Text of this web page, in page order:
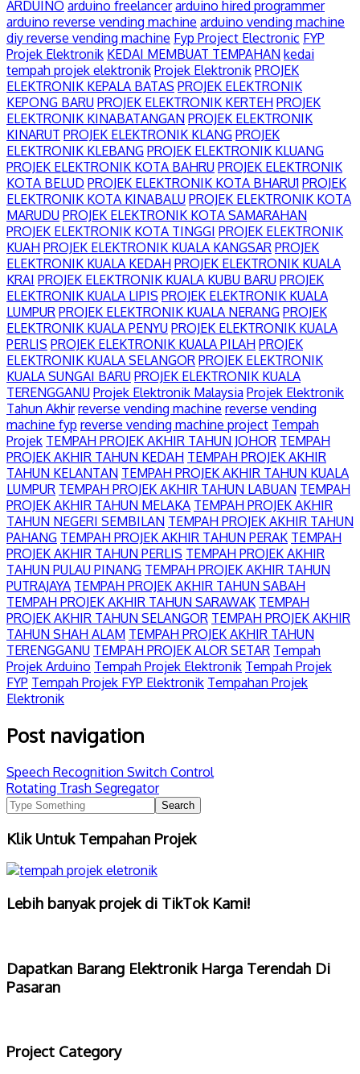
ARDUINO arduino freelancer arduino hired programmer
arduino reverse vending machine arduino vending machine
diy reverse vending machine Fyp Project Electronic FYP
Projek Elektronik KEDAI MEMBUAT TEMPAHAN kedai
tempah projek elektronik Projek Elektronik PROJEK
ELEKTRONIK KEPALA BATAS PROJEK ELEKTRONIK
KEPONG BARU PROJEK ELEKTRONIK KERTEH PROJEK
ELEKTRONIK KINABATANGAN PROJEK ELEKTRONIK
KINARUT PROJEK ELEKTRONIK KLANG PROJEK
ELEKTRONIK KLEBANG PROJEK ELEKTRONIK KLUANG
PROJEK ELEKTRONIK KOTA BAHRU PROJEK ELEKTRONIK
KOTA BELUD PROJEK ELEKTRONIK KOTA BHARU1 PROJEK
ELEKTRONIK KOTA KINABALU PROJEK ELEKTRONIK KOTA
MARUDU PROJEK ELEKTRONIK KOTA SAMARAHAN
PROJEK ELEKTRONIK KOTA TINGGI PROJEK ELEKTRONIK
KUAH PROJEK ELEKTRONIK KUALA KANGSAR PROJEK
ELEKTRONIK KUALA KEDAH PROJEK ELEKTRONIK KUALA
KRAI PROJEK ELEKTRONIK KUALA KUBU BARU PROJEK
ELEKTRONIK KUALA LIPIS PROJEK ELEKTRONIK KUALA
LUMPUR PROJEK ELEKTRONIK KUALA NERANG PROJEK
ELEKTRONIK KUALA PENYU PROJEK ELEKTRONIK KUALA
PERLIS PROJEK ELEKTRONIK KUALA PILAH PROJEK
ELEKTRONIK KUALA SELANGOR PROJEK ELEKTRONIK
KUALA SUNGAI BARU PROJEK ELEKTRONIK KUALA
TERENGGANU Projek Elektronik Malaysia Projek Elektronik
Tahun Akhir reverse vending machine reverse vending
machine fyp reverse vending machine project Tempah
Projek TEMPAH PROJEK AKHIR TAHUN JOHOR TEMPAH
PROJEK AKHIR TAHUN KEDAH TEMPAH PROJEK AKHIR
TAHUN KELANTAN TEMPAH PROJEK AKHIR TAHUN KUALA
LUMPUR TEMPAH PROJEK AKHIR TAHUN LABUAN TEMPAH
PROJEK AKHIR TAHUN MELAKA TEMPAH PROJEK AKHIR
TAHUN NEGERI SEMBILAN TEMPAH PROJEK AKHIR TAHUN
PAHANG TEMPAH PROJEK AKHIR TAHUN PERAK TEMPAH
PROJEK AKHIR TAHUN PERLIS TEMPAH PROJEK AKHIR
TAHUN PULAU PINANG TEMPAH PROJEK AKHIR TAHUN
PUTRAJAYA TEMPAH PROJEK AKHIR TAHUN SABAH
TEMPAH PROJEK AKHIR TAHUN SARAWAK TEMPAH
PROJEK AKHIR TAHUN SELANGOR TEMPAH PROJEK AKHIR
TAHUN SHAH ALAM TEMPAH PROJEK AKHIR TAHUN
TERENGGANU TEMPAH PROJEK ALOR SETAR Tempah
Projek Arduino Tempah Projek Elektronik Tempah Projek
FYP Tempah Projek FYP Elektronik Tempahan Projek
Elektronik
Post navigation
Speech Recognition Switch Control
Rotating Trash Segregator
Klik Untuk Tempahan Projek
Lebih banyak projek di TikTok Kami!
Dapatkan Barang Elektronik Harga Terendah Di
Pasaran
Project Category